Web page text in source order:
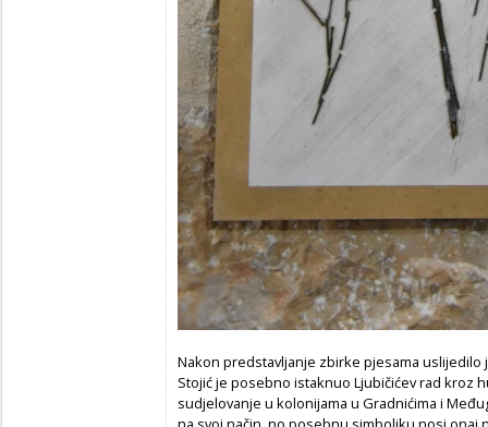
Nakon predstavljanje zbirke pjesama uslijedilo
Stojić je posebno istaknuo Ljubičićev rad kroz
sudjelovanje u kolonijama u Gradnićima i